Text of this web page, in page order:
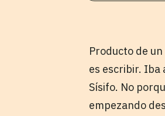
Producto de
es escribir. Iba
Sísifo. No
empezando